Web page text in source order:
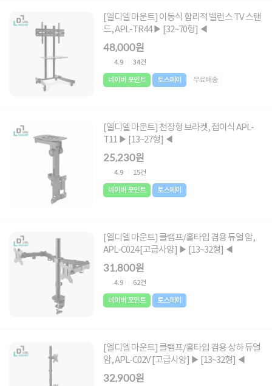
[엘디엘 마운트] 이동식 합리적 밸런스 TV 스탠
드, APL-TR44 ▶ [32~70형] ◀
48,000원
4.9 34건
네이버 포인트 토스페이 무료배송
[엘디엘 마운트] 천장형 브라켓, 접이식 APL-
T11 ▶ [13~27형] ◀
25,230원
4.9 15건
네이버 포인트 토스페이
[엘디엘 마운트] 클램프/홀타입 겸용 듀얼 암,
APL-C024 [고급사양] ▶ [13~32형] ◀
31,800원
4.9 62건
네이버 포인트 토스페이
[엘디엘 마운트] 클램프/홀타입 겸용 상하 듀얼
암, APL-C02V [고급사양] ▶ [13~32형] ◀
32,900원